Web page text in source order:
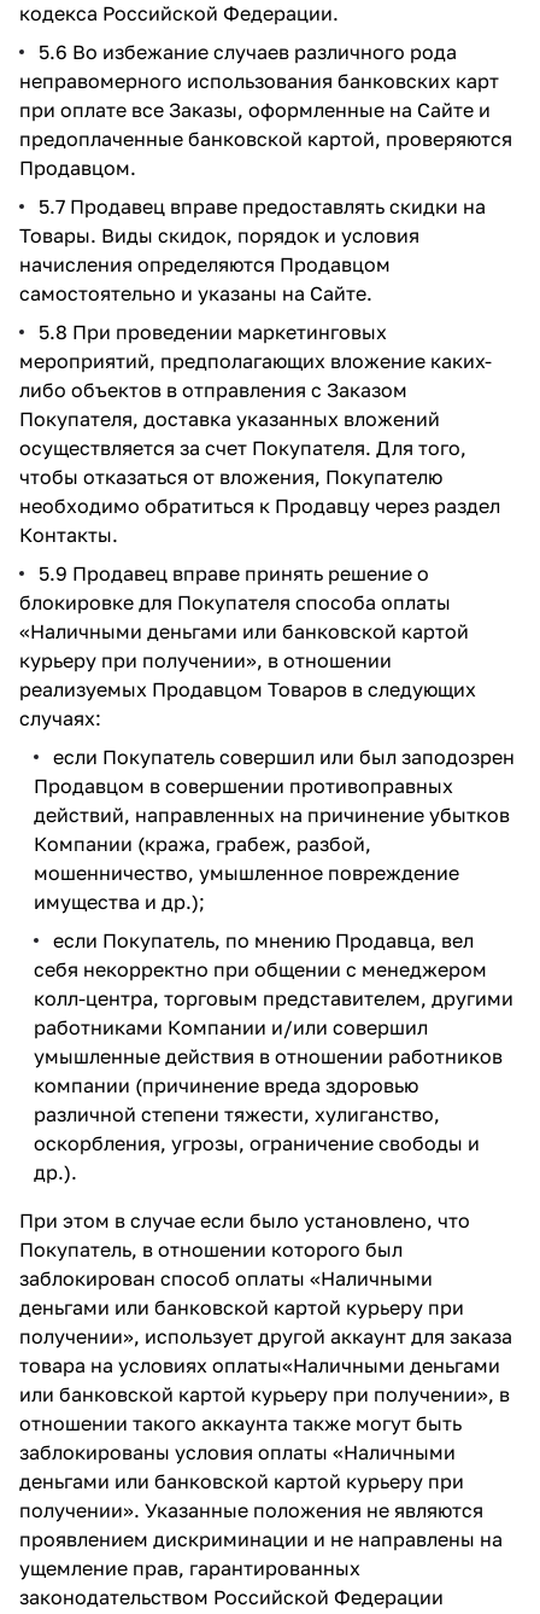
кодекса Российской Федерации.
5.6 Во избежание случаев различного рода
неправомерного использования банковских карт
при оплате все Заказы, оформленные на Сайте и
предоплаченные банковской картой, проверяются
Продавцом.
5.7 Продавец вправе предоставлять скидки на
Товары. Виды скидок, порядок и условия
начисления определяются Продавцом
самостоятельно и указаны на Сайте.
5.8 При проведении маркетинговых
мероприятий, предполагающих вложение каких-
либо объектов в отправления с Заказом
Покупателя, доставка указанных вложений
осуществляется за счет Покупателя. Для того,
чтобы отказаться от вложения, Покупателю
необходимо обратиться к Продавцу через раздел
Контакты.
5.9 Продавец вправе принять решение о
блокировке для Покупателя способа оплаты
«Наличными деньгами или банковской картой
курьеру при получении», в отношении
реализуемых Продавцом Товаров в следующих
случаях:
если Покупатель совершил или был заподозрен
Продавцом в совершении противоправных
действий, направленных на причинение убытков
Компании (кража, грабеж, разбой,
мошенничество, умышленное повреждение
имущества и др.);
если Покупатель, по мнению Продавца, вел
себя некорректно при общении с менеджером
колл-центра, торговым представителем, другими
работниками Компании и/или совершил
умышленные действия в отношении работников
компании (причинение вреда здоровью
различной степени тяжести, хулиганство,
оскорбления, угрозы, ограничение свободы и
др.).
При этом в случае если было установлено, что
Покупатель, в отношении которого был
заблокирован способ оплаты «Наличными
деньгами или банковской картой курьеру при
получении», использует другой аккаунт для заказа
товара на условиях оплаты«Наличными деньгами
или банковской картой курьеру при получении», в
отношении такого аккаунта также могут быть
заблокированы условия оплаты «Наличными
деньгами или банковской картой курьеру при
получении». Указанные положения не являются
проявлением дискриминации и не направлены на
ущемление прав, гарантированных
законодательством Российской Федерации